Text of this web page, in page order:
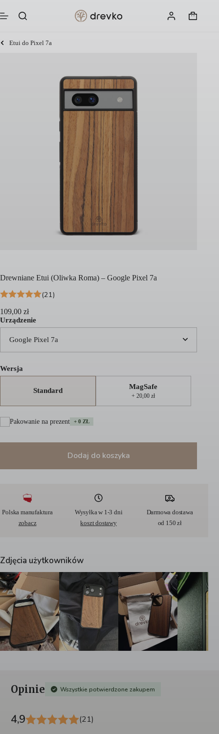
do
treści
Koszyk
Etui do Pixel 7a
Drewniane Etui (Oliwka Roma) – Google Pixel 7a
(21)
109,00 zł
Urządzenie
Google Pixel 7a
Wersja
Standard
MagSafe
+ 20,00 zł
Pakowanie na prezent + 0 ZŁ
Dodaj do koszyka
r
e
:
Polska manufaktura
zobacz
Wysyłka w 1-3 dni
koszt dostawy
Darmowa dostawa
od 150 zł
Zdjęcia użytkowników
Opinie Wszystkie potwierdzone zakupem
4,9 (21)